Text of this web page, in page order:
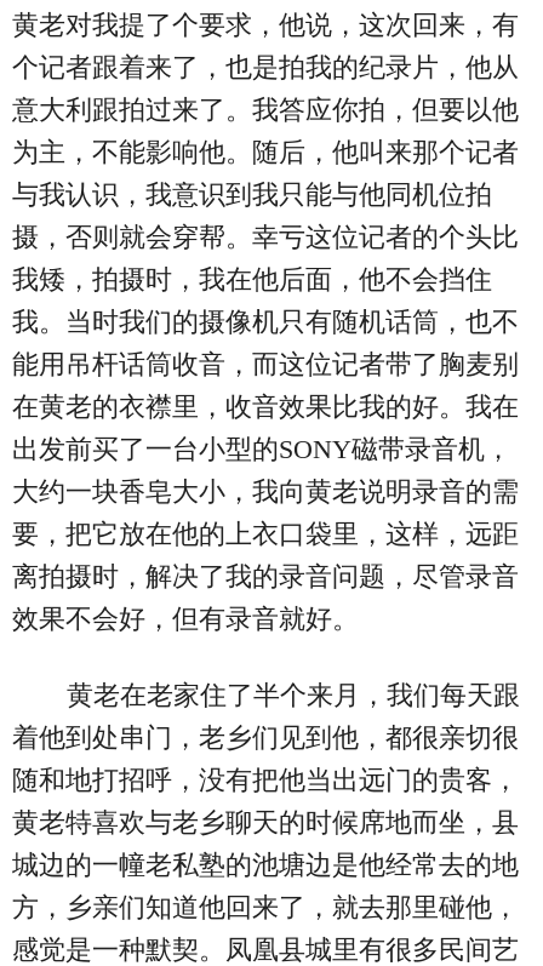
黄老对我提了个要求，他说，这次回来，有
个记者跟着来了，也是拍我的纪录片，他从
意大利跟拍过来了。我答应你拍，但要以他
为主，不能影响他。随后，他叫来那个记者
与我认识，我意识到我只能与他同机位拍
摄，否则就会穿帮。幸亏这位记者的个头比
我矮，拍摄时，我在他后面，他不会挡住
我。当时我们的摄像机只有随机话筒，也不
能用吊杆话筒收音，而这位记者带了胸麦别
在黄老的衣襟里，收音效果比我的好。我在
出发前买了一台小型的SONY磁带录音机，
大约一块香皂大小，我向黄老说明录音的需
要，把它放在他的上衣口袋里，这样，远距
离拍摄时，解决了我的录音问题，尽管录音
效果不会好，但有录音就好。
黄老在老家住了半个来月，我们每天跟
着他到处串门，老乡们见到他，都很亲切很
随和地打招呼，没有把他当出远门的贵客，
黄老特喜欢与老乡聊天的时候席地而坐，县
城边的一幢老私塾的池塘边是他经常去的地
方，乡亲们知道他回来了，就去那里碰他，
感觉是一种默契。凤凰县城里有很多民间艺